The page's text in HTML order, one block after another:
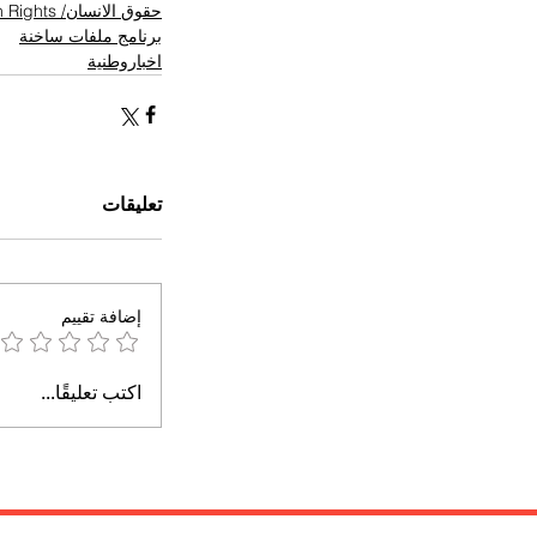
حقوق الانسان/ Human Rights
برنامج ملفات ساخنة
اخباروطنية
تعليقات
إضافة تقييم
اكتب تعليقًا...